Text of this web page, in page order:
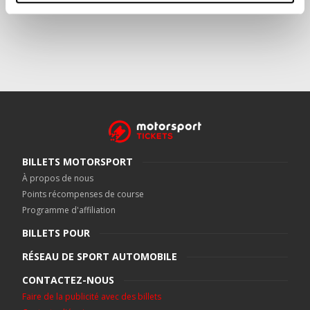
BILLETS MOTORSPORT
À propos de nous
Points récompenses de course
Programme d'affiliation
BILLETS POUR
RÉSEAU DE SPORT AUTOMOBILE
CONTACTEZ-NOUS
Faire de la publicité avec des billets